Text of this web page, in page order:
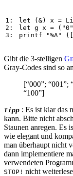
1:
2:
3:
let ( &) x =
let g x = ( "0 "
printf
"%A" ([
Gibt die 3-stelligen
Gray-Codes sind so
[“000”; “001”;
“100”]
Tipp : Es ist klar das
kann. Bitte nicht
Staunen anregen. Es
wie elegant und
man überhaupt nicht
dann implementiere
verwendeten
STOP! nicht